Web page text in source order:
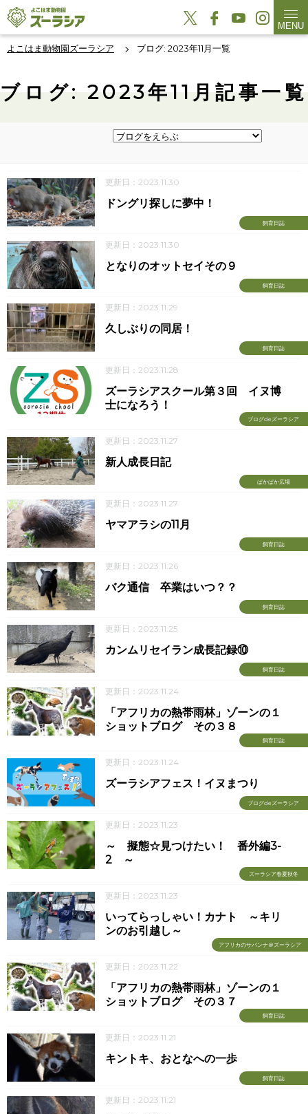
MENU
よこはま動物園ズーラシア ブログ: 2023年11月一覧
ブログ: 2023年11月記事一覧
更新日：2023.11.30
飼育日誌
ドングリ探しに夢中！
更新日：2023.11.30
飼育日誌
となりのオットセイその９
更新日：2023.11.29
飼育日誌
久しぶりの同居！
更新日：2023.11.28
ブログdeズーラシア
ズーラシアスクール第３回 イヌ博
士になろう！
更新日：2023.11.27
ぱかぱか広場
新人成長日記
更新日：2023.11.27
飼育日誌
ヤマアラシの11月
更新日：2023.11.26
飼育日誌
バク通信 卒業はいつ？？
更新日：2023.11.25
飼育日誌
カンムリセイラン成長記録⑩
更新日：2023.11.24
飼育日誌
「アフリカの熱帯雨林」ゾーンの１
ショットブログ その３８
更新日：2023.11.24
ブログdeズーラシア
ズーラシアフェス！イヌまつり
更新日：2023.11.23
ズーラシア春夏秋冬
～ 擬態☆見つけたい！ 番外編3-
2 ～
更新日：2023.11.23
アフリカのサバンナ＠ズーラシア
いってらっしゃい！カナト ～キリ
ンのお引越し～
更新日：2023.11.22
飼育日誌
「アフリカの熱帯雨林」ゾーンの１
ショットブログ その３７
更新日：2023.11.21
飼育日誌
キントキ、おとなへの一歩
更新日：2023.11.21